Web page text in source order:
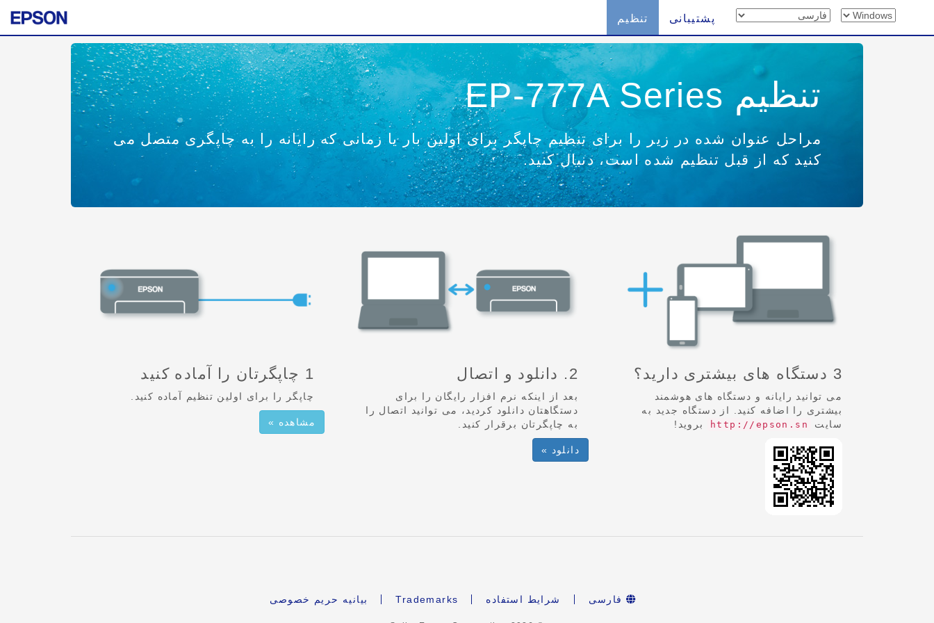
تنظیم پشتیبانی
تنظیم EP-777A Series
مراحل عنوان شده در زیر را برای تنظیم چاپگر برای اولین بار یا زمانی که رایانه را به چاپگری متصل می
کنید که از قبل تنظیم شده است، دنبال کنید.
1 چاپگرتان را آماده کنید
چاپگر را برای اولین تنظیم آماده کنید.
مشاهده »
2. دانلود و اتصال
بعد از اینکه نرم افزار رایگان را برای
دستگاهتان دانلود کردید، می توانید اتصال را
به چاپگرتان برقرار کنید.
دانلود »
3 دستگاه های بیشتری دارید؟
می توانید رایانه و دستگاه های هوشمند
بیشتری را اضافه کنید. از دستگاه جدید به
سایت
http://epson.sn بروید!
فارسی شرایط استفاده Trademarks بیانیه حریم خصوصی